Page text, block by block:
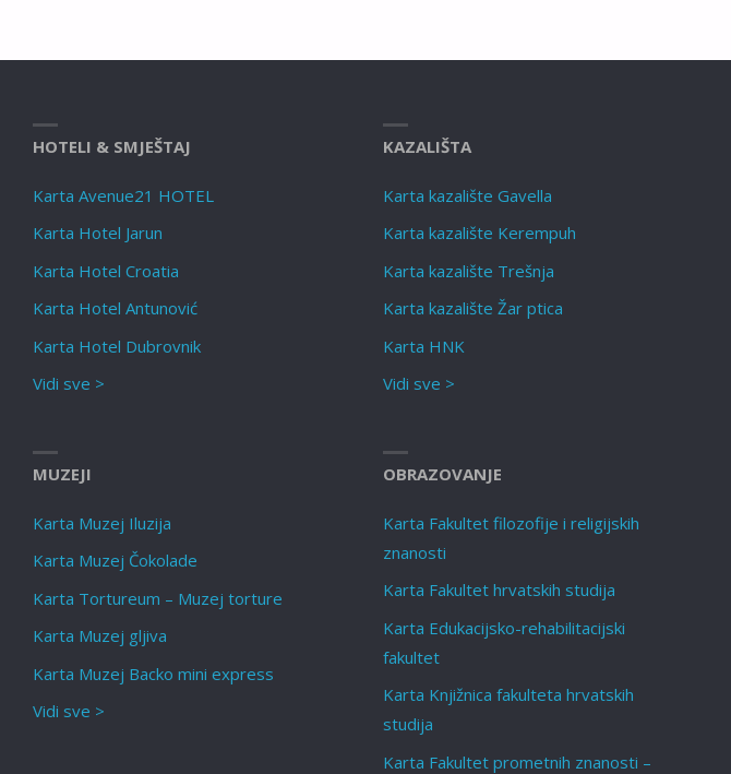
HOTELI & SMJEŠTAJ
Karta Avenue21 HOTEL
Karta Hotel Jarun
Karta Hotel Croatia
Karta Hotel Antunović
Karta Hotel Dubrovnik
Vidi sve >
KAZALIŠTA
Karta kazalište Gavella
Karta kazalište Kerempuh
Karta kazalište Trešnja
Karta kazalište Žar ptica
Karta HNK
Vidi sve >
MUZEJI
Karta Muzej Iluzija
Karta Muzej Čokolade
Karta Tortureum – Muzej torture
Karta Muzej gljiva
Karta Muzej Backo mini express
Vidi sve >
OBRAZOVANJE
Karta Fakultet filozofije i religijskih
znanosti
Karta Fakultet hrvatskih studija
Karta Edukacijsko-rehabilitacijski
fakultet
Karta Knjižnica fakulteta hrvatskih
studija
Karta Fakultet prometnih znanosti –